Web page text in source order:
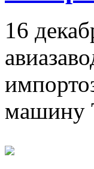
16
машину